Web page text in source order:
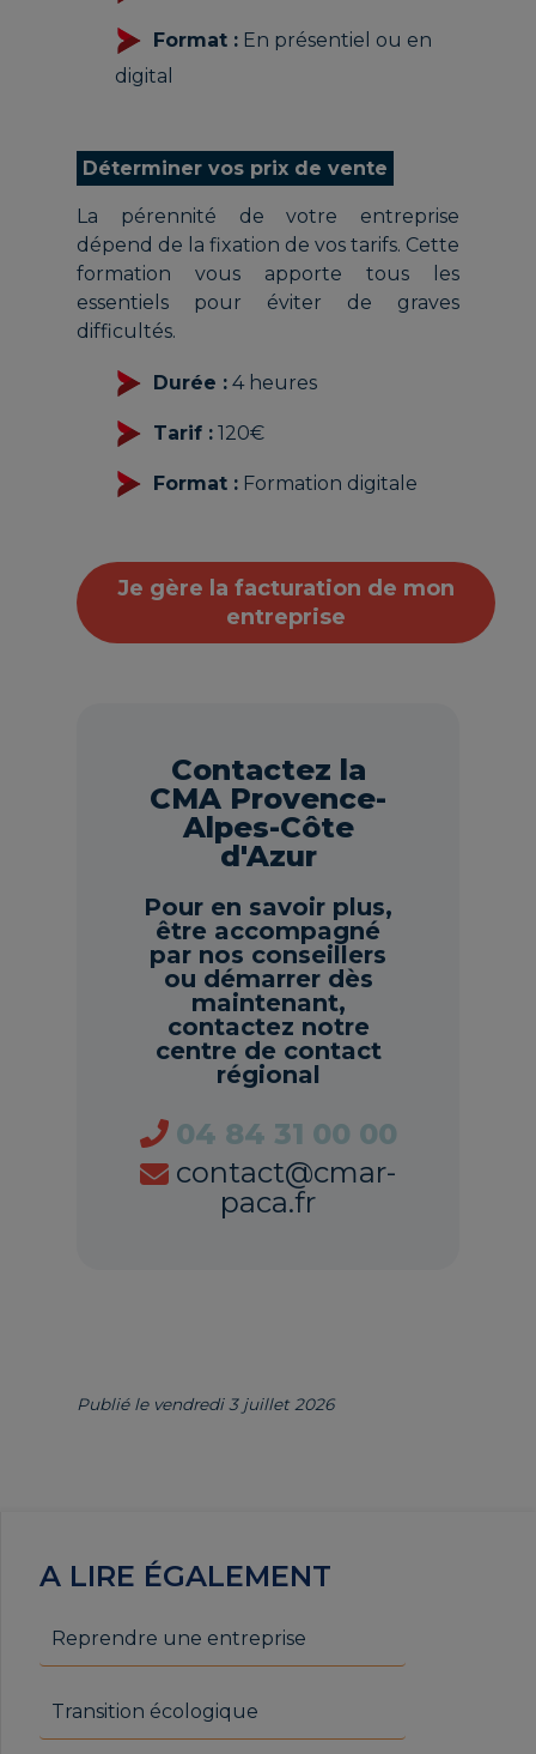
Format : En présentiel ou en
digital
Déterminer vos prix de vente
La pérennité de votre entreprise
dépend de la fixation de vos tarifs. Cette
formation vous apporte tous les
essentiels pour éviter de graves
difficultés.
Durée : 4 heures
Tarif : 120€
Format : Formation digitale
Je gère la facturation de mon
entreprise
Contactez la
CMA Provence-
Alpes-Côte
d'Azur
Pour en savoir plus,
être accompagné
par nos conseillers
ou démarrer dès
maintenant,
contactez notre
centre de contact
régional
04 84 31 00 00
contact@cmar-
paca.fr
Publié le vendredi 3 juillet 2026
A LIRE ÉGALEMENT
Reprendre une entreprise
Transition écologique